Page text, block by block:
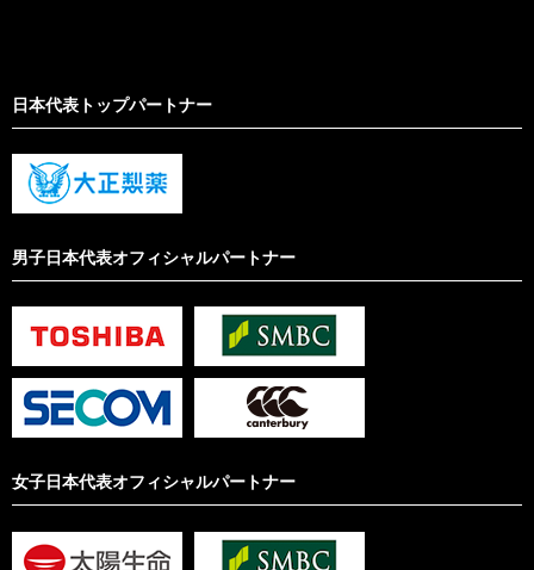
日本代表トップパートナー
男子日本代表オフィシャルパートナー
女子日本代表オフィシャルパートナー